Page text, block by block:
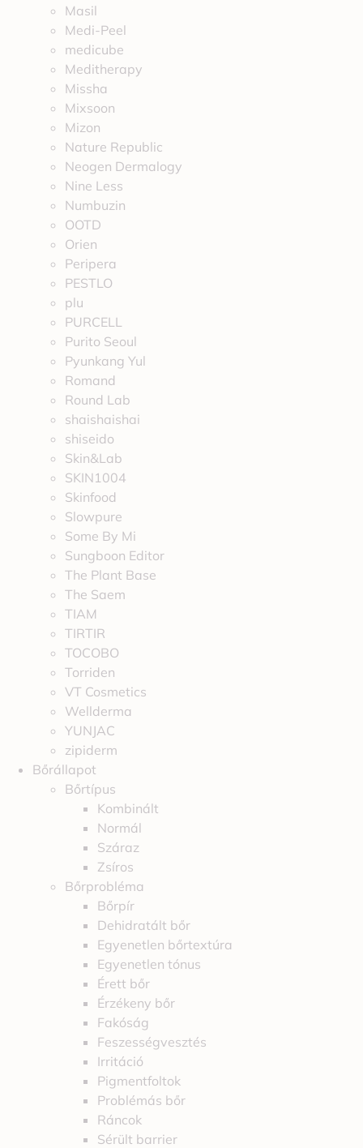
Masil
Medi-Peel
medicube
Meditherapy
Missha
Mixsoon
Mizon
Nature Republic
Neogen Dermalogy
Nine Less
Numbuzin
OOTD
Orien
Peripera
PESTLO
plu
PURCELL
Purito Seoul
Pyunkang Yul
Romand
Round Lab
shaishaishai
shiseido
Skin&Lab
SKIN1004
Skinfood
Slowpure
Some By Mi
Sungboon Editor
The Plant Base
The Saem
TIAM
TIRTIR
TOCOBO
Torriden
VT Cosmetics
Wellderma
YUNJAC
zipiderm
Bőrállapot
Bőrtípus
Kombinált
Normál
Száraz
Zsíros
Bőrprobléma
Bőrpír
Dehidratált bőr
Egyenetlen bőrtextúra
Egyenetlen tónus
Érett bőr
Érzékeny bőr
Fakóság
Feszességvesztés
Irritáció
Pigmentfoltok
Problémás bőr
Ráncok
Sérült barrier